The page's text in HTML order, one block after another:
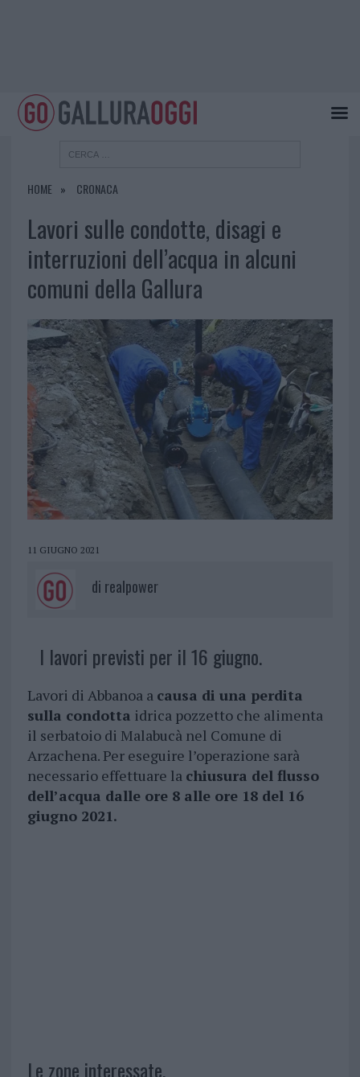
HOME CRONACA
Lavori sulle condotte, disagi e
interruzioni dell’acqua in alcuni
comuni della Gallura
11 GIUGNO 2021
di realpower
I lavori previsti per il 16 giugno.
Lavori di Abbanoa a causa di una perdita
sulla condotta idrica pozzetto che alimenta
il serbatoio di Malabucà nel Comune di
Arzachena. Per eseguire l’operazione sarà
necessario effettuare la chiusura del flusso
dell’acqua dalle ore 8 alle ore 18 del 16
giugno 2021.
Le zone interessate.